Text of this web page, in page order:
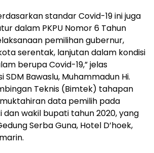
standar Covid-19 ini juga
dalam PKPU Nomor 6 Tahun
pemilihan gubernur,
serentak, lanjutan dalam kondisi
berupa Covid-19,” jelas
SDM Bawaslu, Muhammadun Hi.
Teknis (Bimtek) tahapan
data pemilih pada
wakil bupati tahun 2020, yang
Serba Guna, Hotel D’hoek,